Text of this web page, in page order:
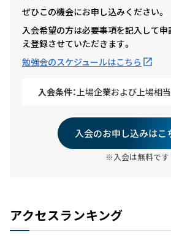
ぜひこの機会にお申し込みください。
入会希望の方は必要事項を記入して申
え登録させていただきます。
勉強会のスケジュールはこちら
入会条件： 上場企業および上場相
入会のお申し込みはこ
※入会は無料です
アクセスランキング